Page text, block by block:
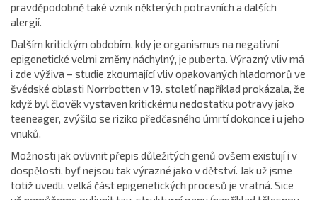
pravděpodobně také vznik některých potravních a dalších
alergií.
Dalším kritickým obdobím, kdy je organismus na negativní
epigenetické velmi změny náchylný, je puberta. Výrazný vliv má
i zde výživa – studie zkoumající vliv opakovaných hladomorů ve
švédské oblasti Norrbotten v 19. století například prokázala, že
když byl člověk vystaven kritickému nedostatku potravy jako
teeneager, zvýšilo se riziko předčasného úmrtí dokonce i u jeho
vnuků.
Možnosti jak ovlivnit přepis důležitých genů ovšem existují i v
dospělosti, byť nejsou tak výrazné jako v dětství. Jak už jsme
totiž uvedli, velká část epigenetických procesů je vratná. Sice